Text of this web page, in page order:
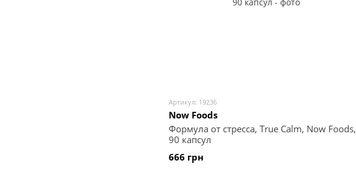
Артикул: 19236
Now Foods
Формула от стресса, True Calm, Now Foods,
90 капсул
666 грн